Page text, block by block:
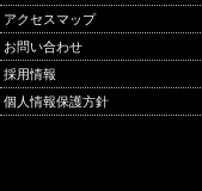
アクセスマップ
お問い合わせ
採用情報
個人情報保護方針